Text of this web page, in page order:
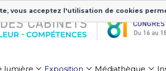
lumière Exposition Médiathèque
vous acceptez l'utilisation de cookies